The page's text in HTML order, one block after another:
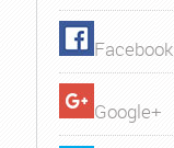
Facebook
Google+